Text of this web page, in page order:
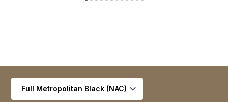
Seleccionar variante